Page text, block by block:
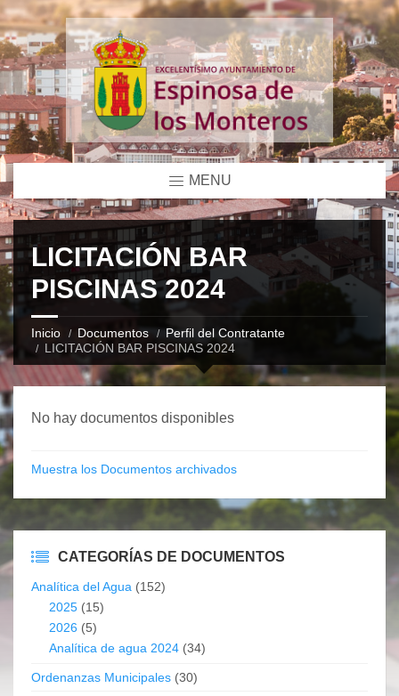
MENU
LICITACIÓN BAR
PISCINAS 2024
Inicio Documentos
Perfil del Contratante
LICITACIÓN BAR PISCINAS 2024
No hay documentos disponibles
Muestra los Documentos archivados
CATEGORÍAS DE DOCUMENTOS
Analítica del Agua (152)
2025 (15)
2026 (5)
Analítica de agua 2024 (34)
Ordenanzas Municipales (30)